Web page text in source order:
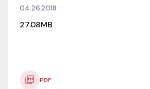
04.26.2018
27.08MB
PDF